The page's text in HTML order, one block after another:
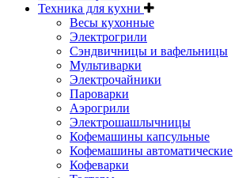
Техника для кухни
Весы кухонные
Электрогрили
Сэндвичницы и вафельницы
Мультиварки
Электрочайники
Пароварки
Аэрогрили
Электрошашлычницы
Кофемашины капсульные
Кофемашины автоматические
Кофеварки